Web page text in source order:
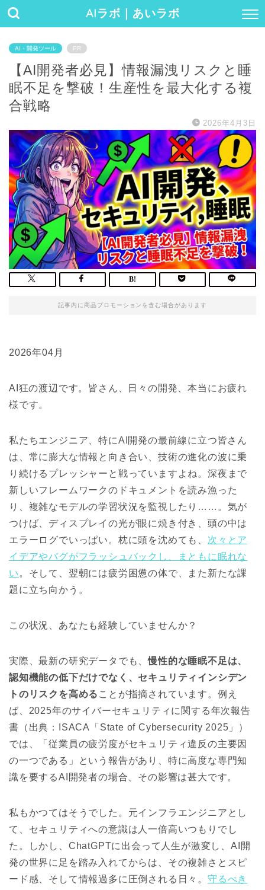
AIラボ｜あいラボ
AI・開発ツール PR
【AI開発者必見】情報漏洩リスクと睡
眠不足を撃破！生産性を最大化する複
合戦略
2026年4月3日
記事内に商品プロモーションを含む場合があります
2026年04月
AI狂の渡辺です。皆さん、日々の開発、本当にお疲れ
様です。
私たちエンジニア、特にAI開発の最前線に立つ皆さん
は、常に膨大な情報と向き合い、技術の進化の波に乗
り続けるプレッシャーと戦っていますよね。深夜まで
新しいフレームワークのドキュメントを読み漁った
り、複雑なモデルの学習状況を監視したり……。気が
つけば、ディスプレイの光が眼に焼き付き、頭の中は
エラーログでいっぱい。枕に頭を沈めても、 次々とア
イデアやバグがフラッシュバックし、まともに眠れな
い 。そして、翌朝には疲労困憊の体で、また新たな課
題に立ち向かう。
この状況、あなたも経験していませんか？
実際、最新の研究データでも、慢性的な睡眠不足は、
認知機能の低下だけでなく、セキュリティインシデン
トのリスクを高める ことが指摘されています。例え
ば、2025年のサイバーセキュリティに関する年次報告
書（出典：ISACA「State of Cybersecurity 2025」）
では、「従業員の疲労度がセキュリティ違反の主要因
の一つである」という報告があり、特に高度な専門知
識を要するAI開発者の場合、その影響は甚大です。
私もかつてはそうでした。元インフラエンジニアとし
て、セキュリティへの意識は人一倍高いつもりでし
た。しかし、ChatGPTに出会って人生が激変し、AI開
発の世界に足を踏み入れてからは、その複雑さとスピ
ード感、そして情報過多に圧倒される日々。 守るべき